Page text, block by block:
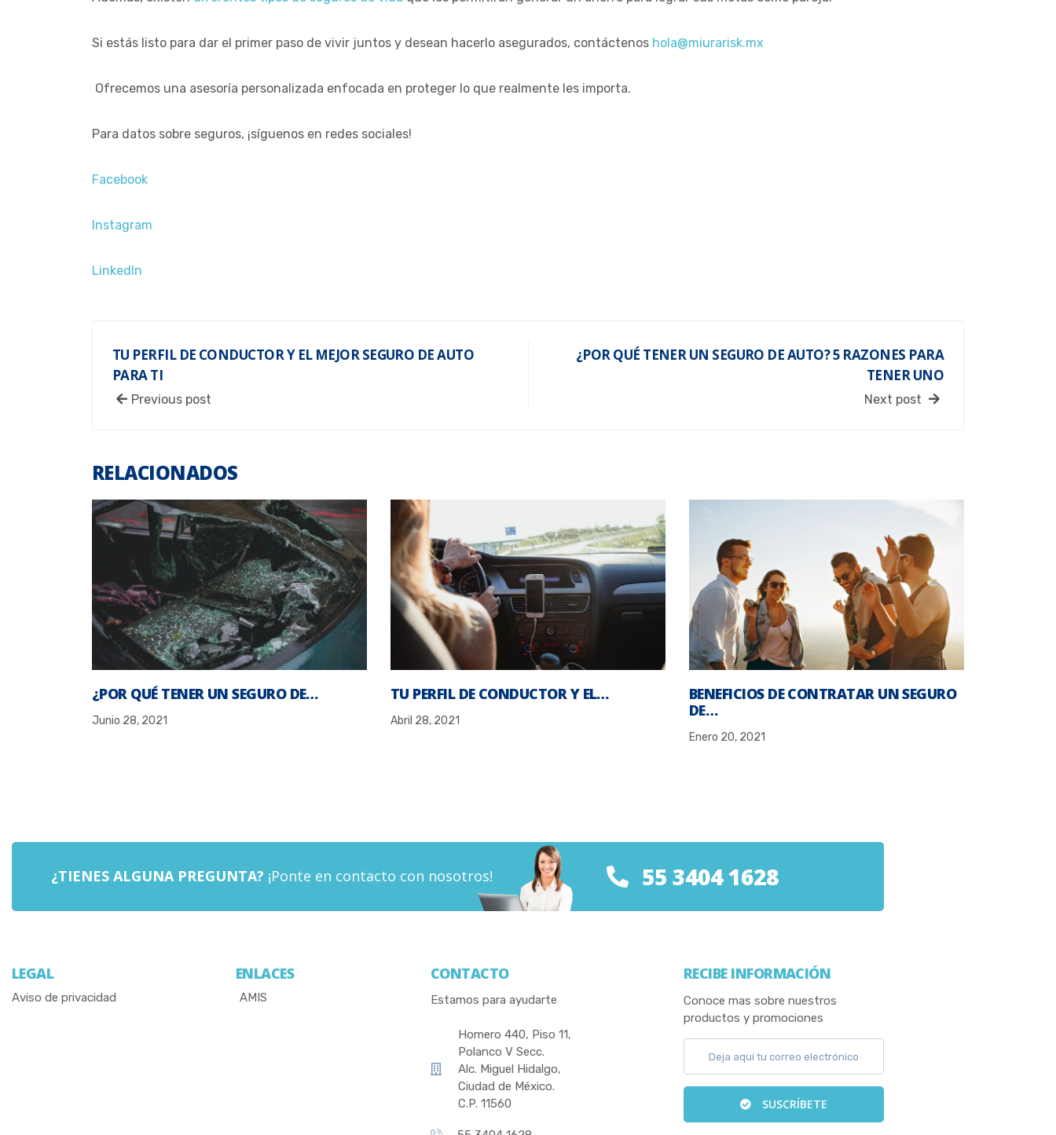
Si estás listo para dar el primer paso de vivir juntos y desean hacerlo asegurados, contáctenos hola@miurarisk.mx
Ofrecemos una asesoría personalizada enfocada en proteger lo que realmente les importa.
Para datos sobre seguros, ¡síguenos en redes sociales!
Facebook
Instagram
LinkedIn
TU PERFIL DE CONDUCTOR Y EL MEJOR SEGURO DE AUTO
PARA TI
Previous post
¿POR QUÉ TENER UN SEGURO DE AUTO? 5 RAZONES PARA
TENER UNO
Next post
RELACIONADOS
¿POR QUÉ TENER UN SEGURO DE…
Junio 28, 2021
TU PERFIL DE CONDUCTOR Y EL…
Abril 28, 2021
BENEFICIOS DE CONTRATAR UN SEGURO
DE…
Enero 20, 2021
¿TIENES ALGUNA PREGUNTA? ¡Ponte en contacto con nosotros! 55 3404 1628
LEGAL
Aviso de privacidad
ENLACES
AMIS
CONTACTO
Estamos para ayudarte
Homero 440, Piso 11,
Polanco V Secc.
Alc. Miguel Hidalgo,
Ciudad de México.
C.P. 11560
RECIBE INFORMACIÓN
Conoce mas sobre nuestros
productos y promociones
SUSCRÍBETE